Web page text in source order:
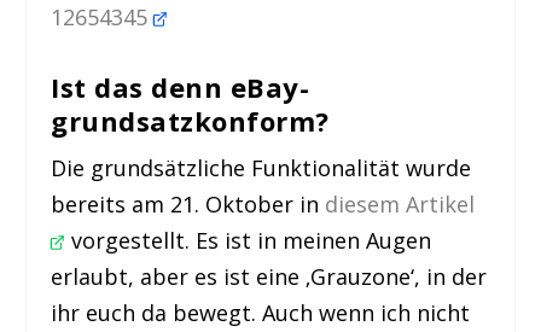
12654345
Ist das denn eBay-
grundsatzkonform?
Die grundsätzliche Funktionalität wurde
bereits am 21. Oktober in diesem Artikel
vorgestellt. Es ist in meinen Augen
erlaubt, aber es ist eine ‚Grauzone‘, in der
ihr euch da bewegt. Auch wenn ich nicht